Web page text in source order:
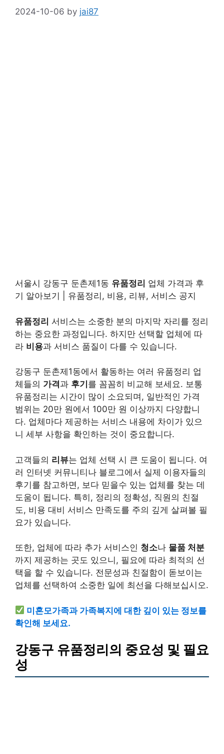
2024-10-06 by jai87
서울시 강동구 둔촌제1동 유품정리 업체 가격과 후
기 알아보기 | 유품정리, 비용, 리뷰, 서비스 공지
유품정리 서비스는 소중한 분의 마지막 자리를 정리
하는 중요한 과정입니다. 하지만 선택할 업체에 따
라 비용과 서비스 품질이 다를 수 있습니다.
강동구 둔촌제1동에서 활동하는 여러 유품정리 업
체들의 가격과 후기 를 꼼꼼히 비교해 보세요. 보통
유품정리는 시간이 많이 소요되며, 일반적인 가격
범위는 20만 원에서 100만 원 이상까지 다양합니
다. 업체마다 제공하는 서비스 내용에 차이가 있으
니 세부 사항을 확인하는 것이 중요합니다.
고객들의 리뷰는 업체 선택 시 큰 도움이 됩니다. 여
러 인터넷 커뮤니티나 블로그에서 실제 이용자들의
후기를 참고하면, 보다 믿을수 있는 업체를 찾는 데
도움이 됩니다. 특히, 정리의 정확성, 직원의 친절
도, 비용 대비 서비스 만족도를 주의 깊게 살펴볼 필
요가 있습니다.
또한, 업체에 따라 추가 서비스인 청소나 물품 처분
까지 제공하는 곳도 있으니, 필요에 따라 최적의 선
택을 할 수 있습니다. 전문성과 친절함이 돋보이는
업체를 선택하여 소중한 일에 최선을 다해보십시오.
미혼모가족과 가족복지에 대한 깊이 있는 정보를
확인해 보세요.
강동구 유품정리의 중요성 및 필요
성